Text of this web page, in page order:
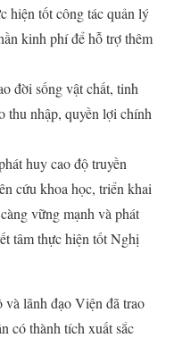
hiện tốt công tác quản lý
kinh phí để hỗ trợ thêm
đời sống vật chất, tinh
thu nhập, quyền lợi chính
huy cao độ truyền
cứu khoa học, triển khai
vững mạnh và phát
tâm thực hiện tốt Nghị
lãnh đạo Viện đã trao
có thành tích xuất sắc